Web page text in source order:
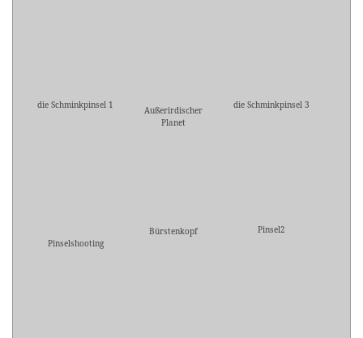
die Schminkpinsel 1
Außerirdischer
Planet
die Schminkpinsel 3
Pinselshooting
Bürstenkopf Pinsel2